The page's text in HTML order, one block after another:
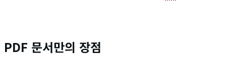
PDF 문서만의 장점